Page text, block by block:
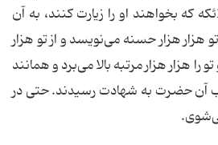
که بخواهند او را زیارت کنند، به آن
هزار هزار حسنه می‌نویسد و از تو هزار
را هزار هزار مرتبه بالا می‌برد و همانند
آن حضرت به شهادت رسیدند. حتی در